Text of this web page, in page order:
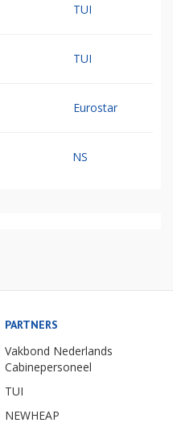
TUI
TUI
Eurostar
NS
PARTNERS
Vakbond Nederlands
Cabinepersoneel
TUI
NEWHEAP